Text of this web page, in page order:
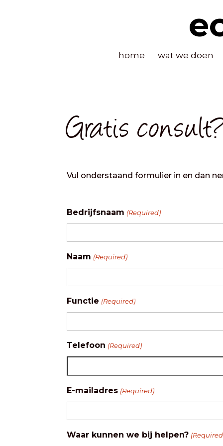
home wat we doen
Gratis
Vul onderstaand formulier in en dan
Bedrijfsnaam (Required)
Naam (Required)
Functie (Required)
Telefoon (Required)
E-mailadres (Required)
Waar kunnen we bij helpen?